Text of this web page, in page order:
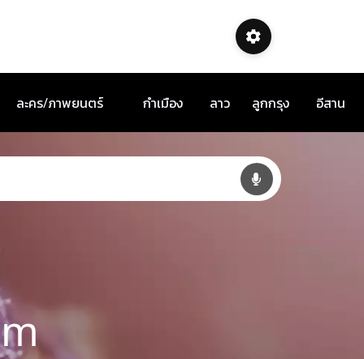
ละคร/ภาพยนตร์ กำเมือง ลาว ลูกกรุง อีสาน